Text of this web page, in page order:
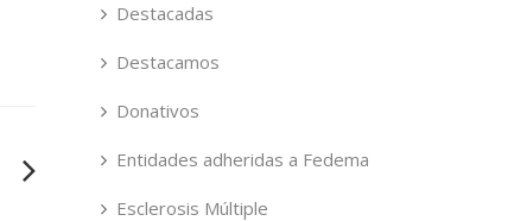
Destacadas
Destacamos
Donativos
Entidades adheridas a Fedema
Esclerosis Múltiple